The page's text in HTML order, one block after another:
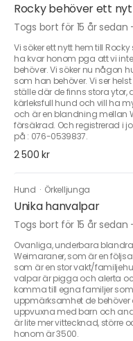
Rocky behöver ett
Togs bort för 15 år sedan
Vi söker ett nytt hem till
ha kvar honom pga att vi
behöver. Vi söker nu någon
som han behöver. Vi ser
ställe där de finns stora ytor,
kärleksfull hund och vill ha
och är en blandning mellan
försäkrad. Och registrerad i
på : 076-0539837.
2 500 kr
Hund · Örkelljunga
Unika hanvalpar
Togs bort för 15 år sedan
Ovanliga, underbara
Weimaraner, som är en
som är en stor vakt/
valpar är pigga och alerta
komma till egna familjer
uppmärksamhet de behöver
uppvuxna med barn och
är lite mer vittecknad, större
honom är 3500.